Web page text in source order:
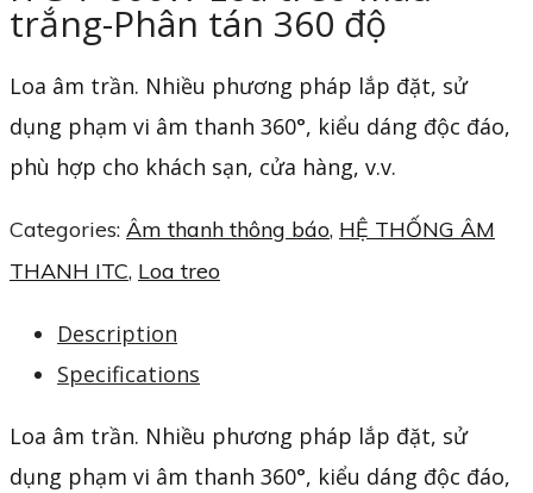
trắng-Phân tán 360 độ
Loa âm trần. Nhiều phương pháp lắp đặt, sử
dụng phạm vi âm thanh 360°, kiểu dáng độc đáo,
phù hợp cho khách sạn, cửa hàng, v.v.
Categories: Âm thanh thông báo, HỆ THỐNG ÂM
THANH ITC, Loa treo
Description
Specifications
Loa âm trần. Nhiều phương pháp lắp đặt, sử
dụng phạm vi âm thanh 360°, kiểu dáng độc đáo,